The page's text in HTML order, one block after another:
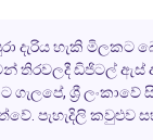
දැරිය හැකි මිලකට
තිරවලදී ඩිජිටල් ඇස්
ශ්‍රී ලංකාවේ
පැහැදිලි කවුළුව